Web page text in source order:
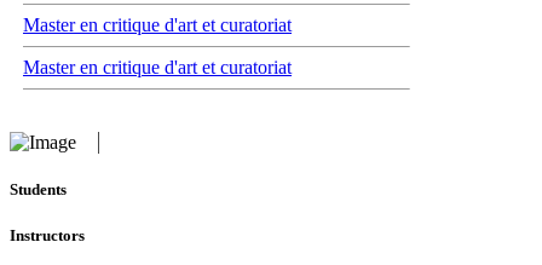
Master en critique d'art et curatoriat
Master en critique d'art et curatoriat
Students
Instructors